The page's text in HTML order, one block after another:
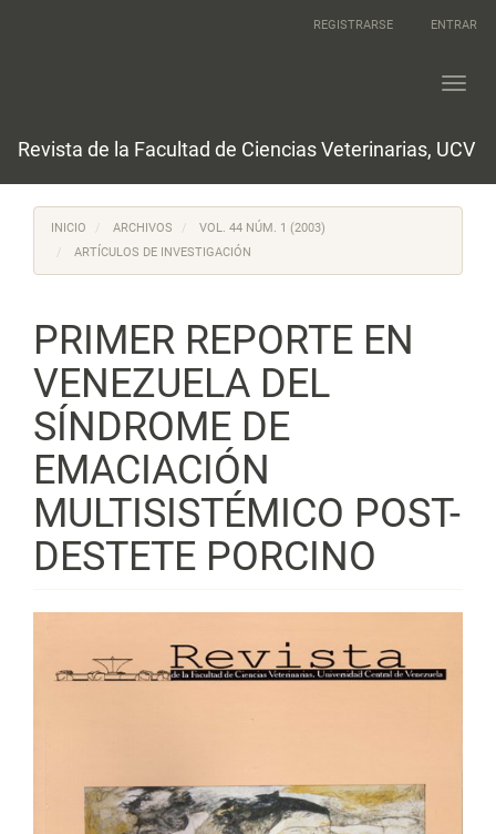
REGISTRARSE ENTRAR
Revista de la Facultad de Ciencias Veterinarias, UCV
INICIO ARCHIVOS
VOL. 44 NÚM. 1 (2003)
ARTÍCULOS DE INVESTIGACIÓN
PRIMER REPORTE EN
VENEZUELA DEL
SÍNDROME DE
EMACIACIÓN
MULTISISTÉMICO POST-
DESTETE PORCINO
lateral